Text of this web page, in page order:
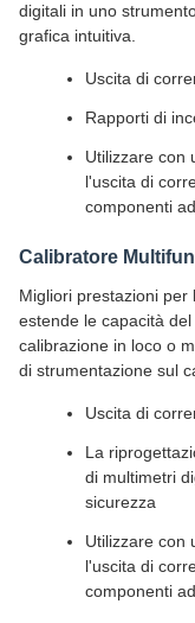
digitali in uno
grafica intuitiva.
Uscita di
Rapporti di
Utilizzare con
l'uscita di
componenti
Calibratore
Migliori prestazioni per
estende le capacità
calibrazione in loco o
di strumentazione sul
Uscita di
La
di multimetri
sicurezza
Utilizzare con
l'uscita di
componenti